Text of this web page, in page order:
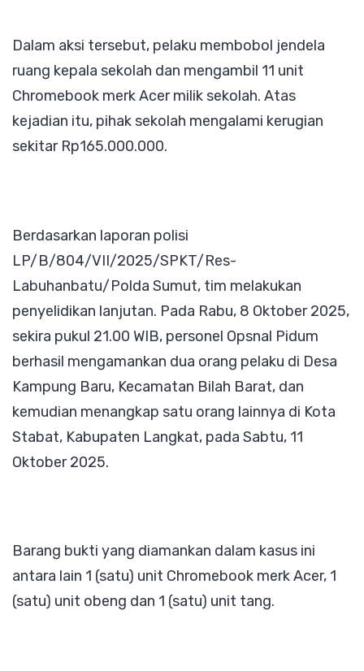
Dalam aksi tersebut, pelaku membobol jendela
ruang kepala sekolah dan mengambil 11 unit
Chromebook merk Acer milik sekolah. Atas
kejadian itu, pihak sekolah mengalami kerugian
sekitar Rp165.000.000.
Berdasarkan laporan polisi
LP/B/804/VII/2025/SPKT/Res-
Labuhanbatu/Polda Sumut, tim melakukan
penyelidikan lanjutan. Pada Rabu, 8 Oktober 2025,
sekira pukul 21.00 WIB, personel Opsnal Pidum
berhasil mengamankan dua orang pelaku di Desa
Kampung Baru, Kecamatan Bilah Barat, dan
kemudian menangkap satu orang lainnya di Kota
Stabat, Kabupaten Langkat, pada Sabtu, 11
Oktober 2025.
Barang bukti yang diamankan dalam kasus ini
antara lain 1 (satu) unit Chromebook merk Acer, 1
(satu) unit obeng dan 1 (satu) unit tang.